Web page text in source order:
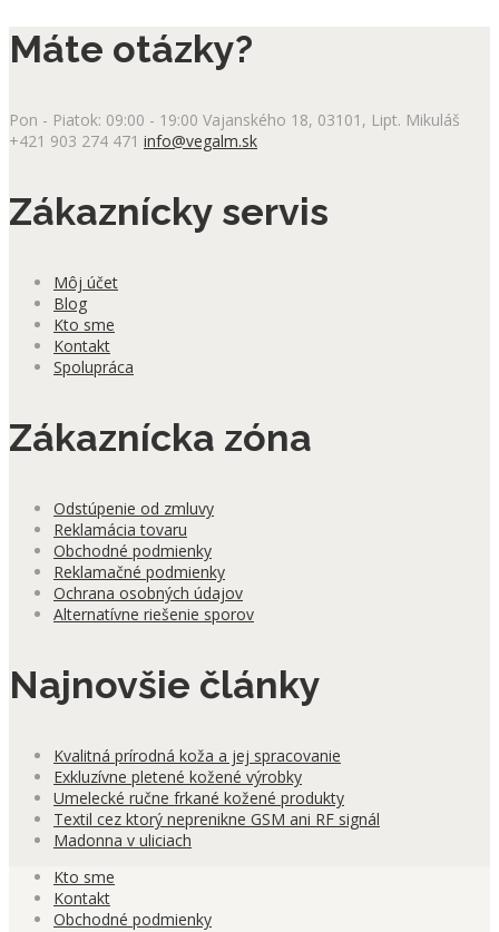
Máte otázky?
Pon - Piatok: 09:00 - 19:00 Vajanského 18, 03101, Lipt. Mikuláš
+421 903 274 471 info@vegalm.sk
Zákaznícky servis
Môj účet
Blog
Kto sme
Kontakt
Spolupráca
Zákaznícka zóna
Odstúpenie od zmluvy
Reklamácia tovaru
Obchodné podmienky
Reklamačné podmienky
Ochrana osobných údajov
Alternatívne riešenie sporov
Najnovšie články
Kvalitná prírodná koža a jej spracovanie
Exkluzívne pletené kožené výrobky
Umelecké ručne frkané kožené produkty
Textil cez ktorý neprenikne GSM ani RF signál
Madonna v uliciach
Kto sme
Kontakt
Obchodné podmienky